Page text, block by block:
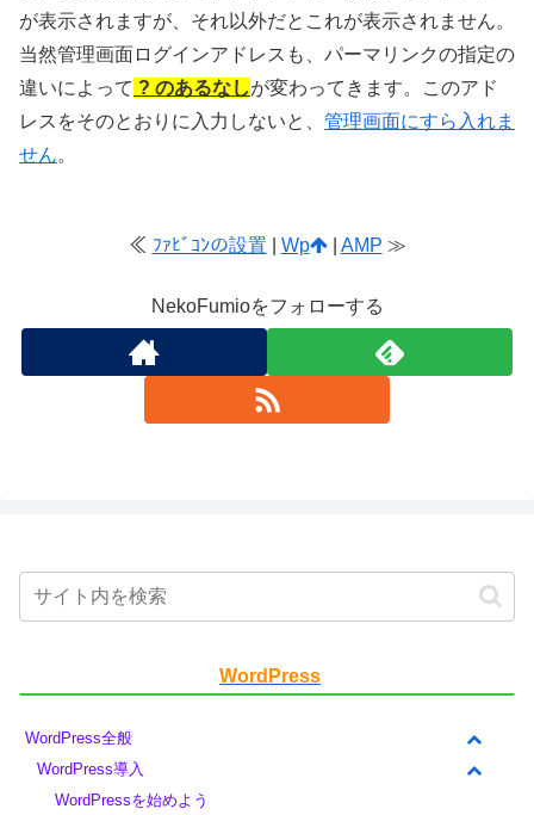
が表示されますが、それ以外だとこれが表示されません。
当然管理画面ログインアドレスも、パーマリンクの指定の
違いによって ? のあるなしが変わってきます。このアド
レスをそのとおりに入力しないと、 管理画面にすら入れま
せん。
≪ ﾌｧﾋﾞｺﾝの設置 Wp | AMP ≫
NekoFumioをフォローする
WordPress
WordPress全般
WordPress導入
WordPressを始めよう